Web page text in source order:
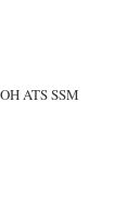
ATS SSM